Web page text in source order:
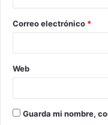
Correo electrónico *
Web
Guarda mi nombre,